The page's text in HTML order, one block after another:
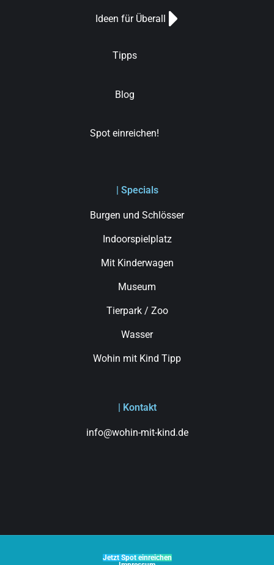
Ideen für Überall
Tipps
Blog
Spot einreichen!
| Specials
Burgen und Schlösser
Indoorspielplatz
Mit Kinderwagen
Museum
Tierpark / Zoo
Wasser
Wohin mit Kind Tipp
| Kontakt
info@wohin-mit-kind.de
Jetzt Spot einreichen